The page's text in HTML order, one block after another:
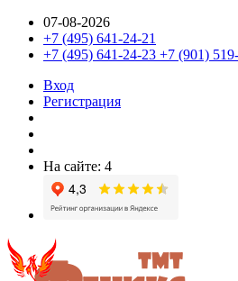
07-08-2026
+7 (495) 641-24-21
+7 (495) 641-24-23 +7 (901)
Вход
Регистрация
На сайте: 4